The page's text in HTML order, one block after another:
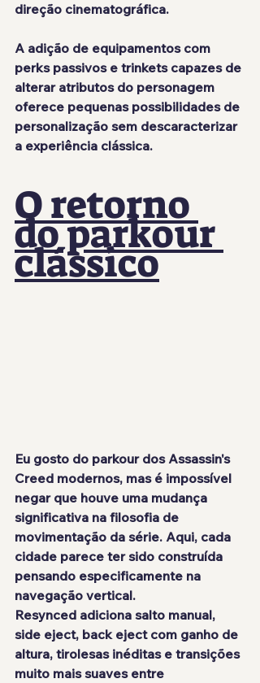
direção cinematográfica.
A adição de equipamentos com
perks passivos e trinkets capazes de
alterar atributos do personagem
oferece pequenas possibilidades de
personalização sem descaracterizar
a experiência clássica.
O retorno
do parkour
clássico
Eu gosto do parkour dos Assassin's
Creed modernos, mas é impossível
negar que houve uma mudança
significativa na filosofia de
movimentação da série. Aqui, cada
cidade parece ter sido construída
pensando especificamente na
navegação vertical.
Resynced adiciona salto manual,
side eject, back eject com ganho de
altura, tirolesas inéditas e transições
muito mais suaves entre